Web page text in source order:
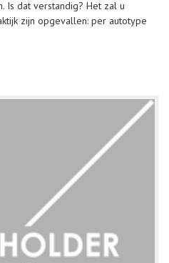
Is dat verstandig? Het zal u
zijn opgevallen: per autotype